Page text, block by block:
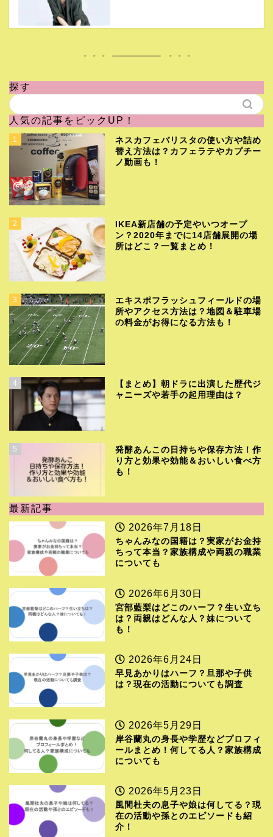
探す
人気の記事をピックUP！
1
ネスカフェバリスタの使い方や詰め
替え方法は？カフェラテやカプチー
ノ動画も！
2
IKEA新店舗の予定やいつオープ
ン？2020年までに14店舗展開の場
所はどこ？一覧まとめ！
3
エキスポフラッシュフィールドの場
所やアクセス方法は？地図＆駐車場
の料金がお得になる方法も！
4
【まとめ】朝ドラに出演した歴代ジ
ャニーズや若手の起用理由は？
5
発酵あんこの日持ちや保存方法！作
り方と効果や効能＆おいしい食べ方
も！
最新記事
2026年7月18日
ちゃんみなの国籍は？実家がお金持
ちって本当？家族構成や両親の職業
についても
2026年6月30日
宮部藍梨はどこのハーフ？生い立ち
は？両親はどんな人？妹について
も！
2026年6月24日
早見あかりはハーフ？旦那や子供
は？現在の活動についても調査
2026年5月29日
岸谷蘭丸の身長や学歴などプロフィ
ールまとめ！何してる人？家族構成
についても
2026年5月23日
風間杜夫の息子や娘は何してる？現
在の活動や孫とのエピソードも紹
介！